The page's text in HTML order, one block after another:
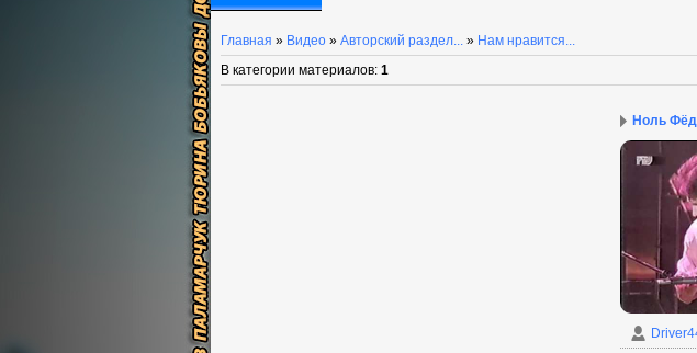
КОНТАКТЫ
Главная » Видео » Авторский раздел... » Нам нравится...
В категории материалов: 1
Ноль